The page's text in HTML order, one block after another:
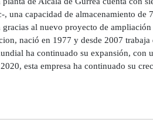
una capacidad de almacenamiento de
al nuevo proyecto de ampliación
nació en 1977 y desde 2007 trabaja
ha continuado su expansión, con
esta empresa ha continuado su